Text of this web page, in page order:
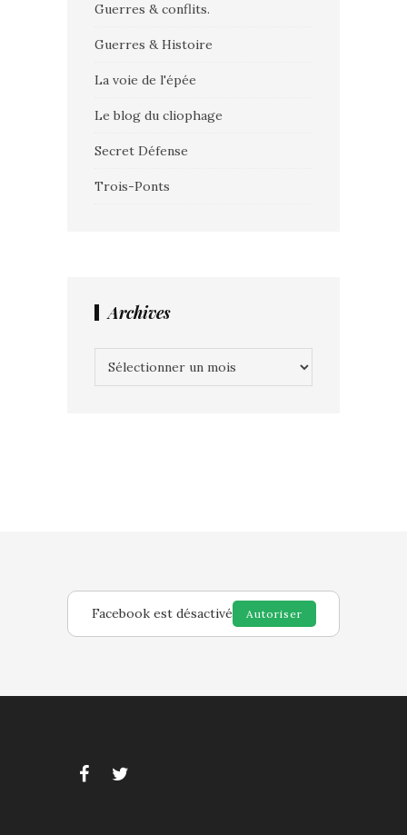
Guerres & conflits.
Guerres & Histoire
La voie de l'épée
Le blog du cliophage
Secret Défense
Trois-Ponts
Archives
Facebook est désactivé Autoriser